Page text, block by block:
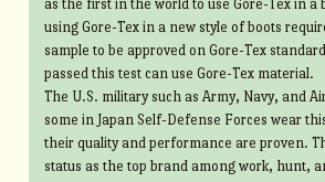
as the first in the world to use Gore-Tex in a
using Gore-Tex in a new style of boots
sample to be approved on Gore-Tex
passed this test can use Gore-Tex material.
The U.S. military such as Army, Navy, and
some in Japan Self-Defense Forces wear
their quality and performance are proven.
status as the top brand among work, hunt,